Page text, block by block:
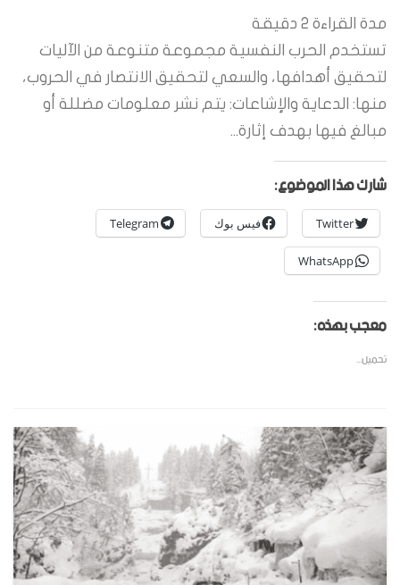
مدة القراءة 2 دقيقة
تستخدم الحرب النفسية مجموعة متنوعة من الآليات
لتحقيق أهدافها، والسعي لتحقيق الانتصار في الحروب،
منها: الدعاية والإشاعات: يتم نشر معلومات مضللة أو
مبالغ فيها بهدف إثارة...
شارك هذا الموضوع:
Twitter فيس بوك Telegram
WhatsApp
معجب بهذه:
تحميل...